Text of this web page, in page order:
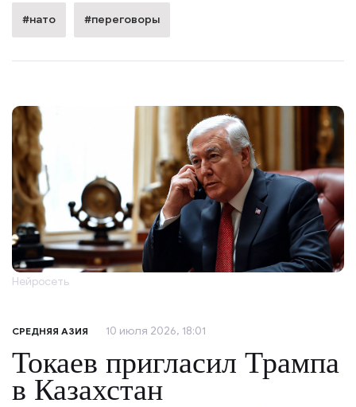
#нато #переговоры
Нейросеть
СРЕДНЯЯ АЗИЯ 10 июля 2026, 18:01
Токаев пригласил Трампа
в Казахстан